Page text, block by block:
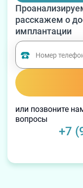
расскажем о
имплантации
или позвоните
вопросы
+7